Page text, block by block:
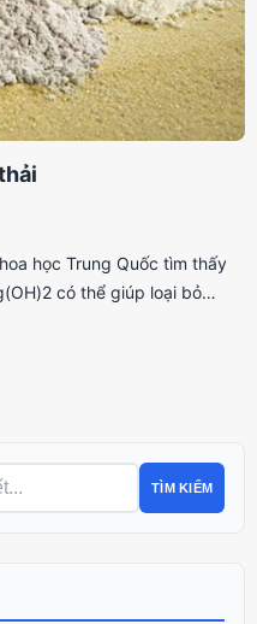
học Trung Quốc tìm thấy
có thể giúp loại bỏ…
TÌM KIẾM